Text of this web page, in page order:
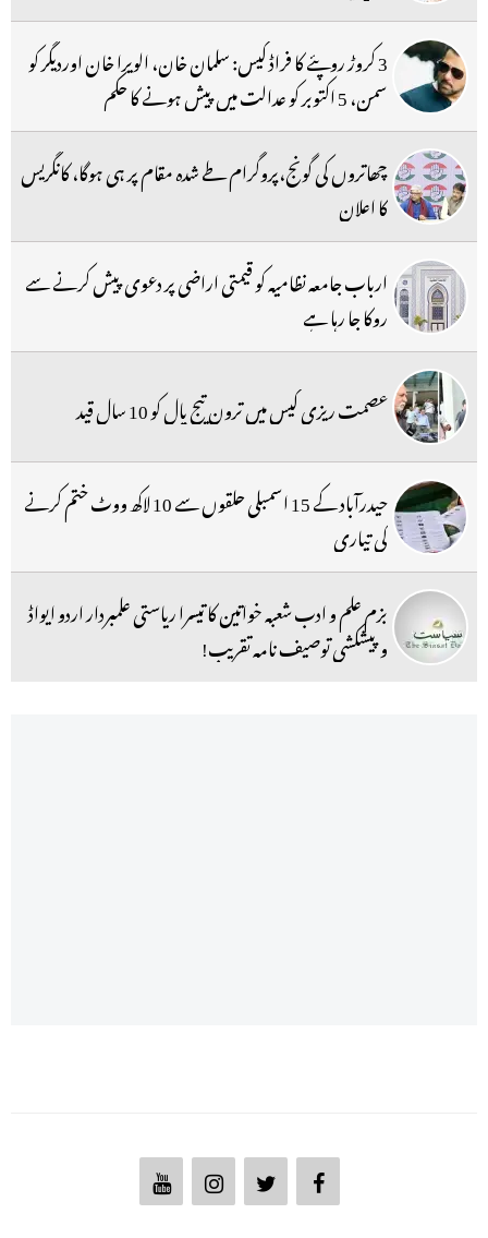
3 کروڑ روپئے کا فراڈ کیس: سلمان خان، الویرا خان اوردیگر کو
سمن، 5 اکتوبر کو عدالت میں پیش ہونے کا حکم
چھاتروں کی گونج،پروگرام طے شدہ مقام پر ہی ہوگا، کانگریس
کا اعلان
ارباب جامعہ نظامیہ کو قیمتی اراضی پر دعوی پیش کرنے سے
روکا جا رہا ہے
عصمت ریزی کیس میں ترون تیج پال کو 10 سال قید
حیدرآباد کے 15 اسمبلی حلقوں سے 10 لاکھ ووٹ ختم کرنے
کی تیاری
بزم علم و ادب شعبہ خواتین کا تیسرا ریاستی علمبردار اردو ایواڈ
و پیشکشی توصیف نامہ تقریب!